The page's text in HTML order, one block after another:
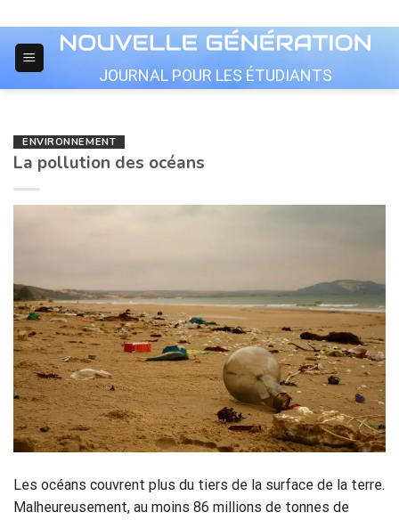
to
content
JOURNAL POUR LES ÉTUDIANTS
ENVIRONNEMENT
La pollution des océans
Les océans couvrent plus du tiers de la surface de la terre.
Malheureusement, au moins 86 millions de tonnes de